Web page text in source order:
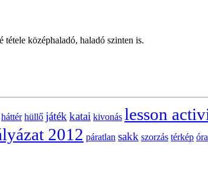
tétele középhaladó, haladó szinten is.
háttér hüllő játék katai kivonás lesson
2012 páratlan sakk szorzás térkép óra